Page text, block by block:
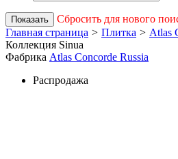
Показать
Сбросить для нового
Главная страница > Плитка > Atlas
Коллекция Sinua
Фабрика Atlas Concorde Russia
Распродажа